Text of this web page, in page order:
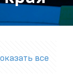
все